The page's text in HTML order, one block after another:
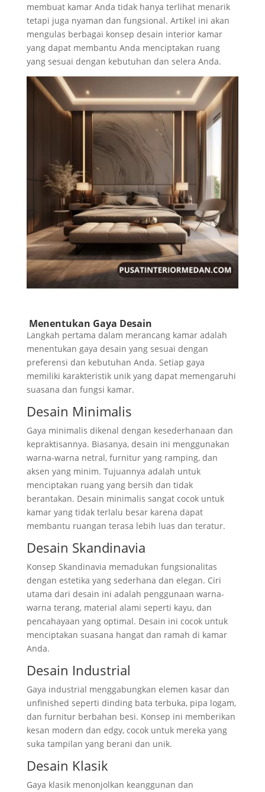
membuat kamar Anda tidak hanya terlihat menarik
tetapi juga nyaman dan fungsional. Artikel ini akan
mengulas berbagai konsep desain interior kamar
yang dapat membantu Anda menciptakan ruang
yang sesuai dengan kebutuhan dan selera Anda.
Menentukan Gaya Desain
Langkah pertama dalam merancang kamar adalah
menentukan gaya desain yang sesuai dengan
preferensi dan kebutuhan Anda. Setiap gaya
memiliki karakteristik unik yang dapat memengaruhi
suasana dan fungsi kamar.
Desain Minimalis
Gaya minimalis dikenal dengan kesederhanaan dan
kepraktisannya. Biasanya, desain ini menggunakan
warna-warna netral, furnitur yang ramping, dan
aksen yang minim. Tujuannya adalah untuk
menciptakan ruang yang bersih dan tidak
berantakan. Desain minimalis sangat cocok untuk
kamar yang tidak terlalu besar karena dapat
membantu ruangan terasa lebih luas dan teratur.
Desain Skandinavia
Konsep Skandinavia memadukan fungsionalitas
dengan estetika yang sederhana dan elegan. Ciri
utama dari desain ini adalah penggunaan warna-
warna terang, material alami seperti kayu, dan
pencahayaan yang optimal. Desain ini cocok untuk
menciptakan suasana hangat dan ramah di kamar
Anda.
Desain Industrial
Gaya industrial menggabungkan elemen kasar dan
unfinished seperti dinding bata terbuka, pipa logam,
dan furnitur berbahan besi. Konsep ini memberikan
kesan modern dan edgy, cocok untuk mereka yang
suka tampilan yang berani dan unik.
Desain Klasik
Gaya klasik menonjolkan keanggunan dan